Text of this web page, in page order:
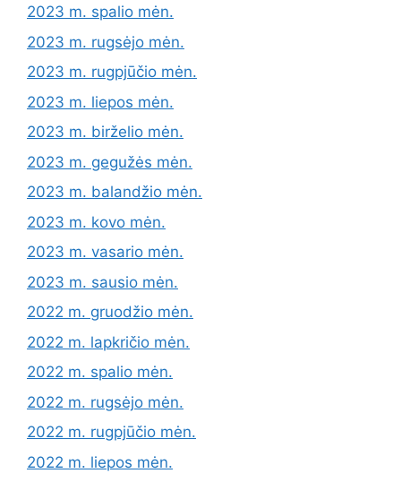
2023 m. spalio mėn.
2023 m. rugsėjo mėn.
2023 m. rugpjūčio mėn.
2023 m. liepos mėn.
2023 m. birželio mėn.
2023 m. gegužės mėn.
2023 m. balandžio mėn.
2023 m. kovo mėn.
2023 m. vasario mėn.
2023 m. sausio mėn.
2022 m. gruodžio mėn.
2022 m. lapkričio mėn.
2022 m. spalio mėn.
2022 m. rugsėjo mėn.
2022 m. rugpjūčio mėn.
2022 m. liepos mėn.